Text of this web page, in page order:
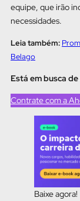
equipe, que irão
necessidades.
Leia também:
Belago
Está em busca
Contrate com a
Baixe agora!